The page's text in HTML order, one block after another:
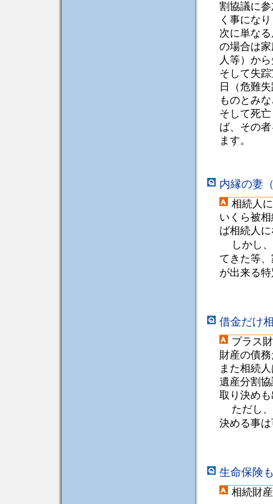
割協議に
く事にな
次に単な
の場合は
人等）か
そして失
日（危難
ものとみ
そして死
ば、その
ます。
内縁の妻
相続人
いくら被
ば相続人
しかし
てきた等
が出来る
借金だけ
プラス
財産の債
また相続
遺産分割
取り決め
ただし
決める事
生命保険
相続財